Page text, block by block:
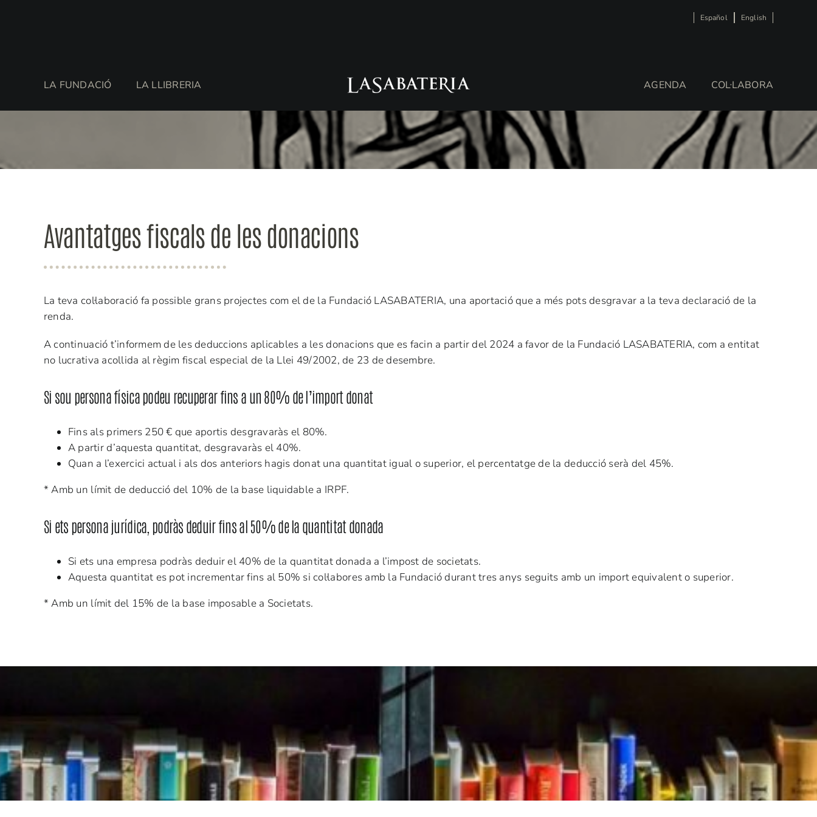
Español English
LA FUNDACIÓ LA LLIBRERIA AGENDA COL·LABORA
Avantatges fiscals de les donacions
La teva col·laboració fa possible grans projectes com el de la Fundació LASABATERIA, una aportació que a més pots desgravar a la teva declaració de la
renda.
A continuació t’informem de les deduccions aplicables a les donacions que es facin a partir del 2024 a favor de la Fundació LASABATERIA, com a entitat
no lucrativa acollida al règim fiscal especial de la Llei 49/2002, de 23 de desembre.
Si sou persona física podeu recuperar fins a un 80% de l’import donat
Fins als primers 250 € que aportis desgravaràs el 80%.
A partir d’aquesta quantitat, desgravaràs el 40%.
Quan a l’exercici actual i als dos anteriors hagis donat una quantitat igual o superior, el percentatge de la deducció serà del 45%.
* Amb un límit de deducció del 10% de la base liquidable a IRPF.
Si ets persona jurídica, podràs deduir fins al 50% de la quantitat donada
Si ets una empresa podràs deduir el 40% de la quantitat donada a l’impost de societats.
Aquesta quantitat es pot incrementar fins al 50% si col·labores amb la Fundació durant tres anys seguits amb un import equivalent o superior.
* Amb un límit del 15% de la base imposable a Societats.